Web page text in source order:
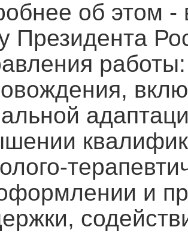
об этом -
Президента
и